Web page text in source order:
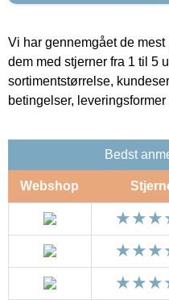
Vi har gennemgået de
dem med stjerner fra 1 til 5
sortimentstørrelse,
betingelser,
Bedst
Webshop